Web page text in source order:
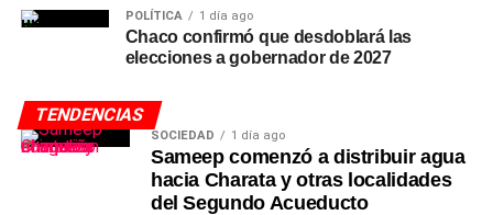
POLÍTICA 1 día ago
Chaco confirmó que desdoblará las
elecciones a gobernador de 2027
TENDENCIAS
SOCIEDAD 1 día ago
Sameep comenzó a distribuir agua
hacia Charata y otras localidades
del Segundo Acueducto